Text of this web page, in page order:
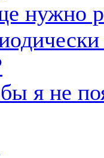
нужно
я не